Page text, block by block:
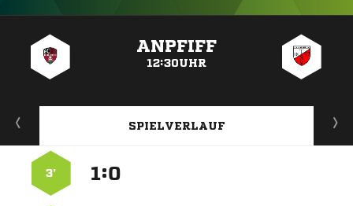
ANPFIFF
12:30UHR
SPIELVERLAUF
:
3’